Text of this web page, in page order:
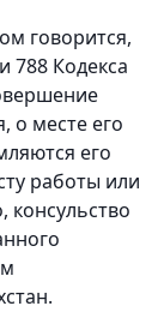
говорится,
788 Кодекса
о месте его
его
работы или
консульство